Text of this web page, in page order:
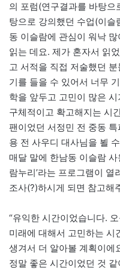
의 포럼(연구결과를 바탕
탕으로 강의했던 수업(이
동 이슬람에 관심이 워낙
읽는 데요. 제가 혼자서 읽
고 서적을 직접 저술했던
기를 들을 수 있어서 너무
학을 앞두고 고민이 많은
구체적이고 확고해지는 시
팬이었던 서정민 전 중동
용 전 사우디 대사님을 뵐
매달 말에 한남동 이슬람
람누리’라는 프로그램이
조사(?)하시게 되면 참고해
“유익한 시간이었습니다.
미래에 대해서 고민하는 시
생겨서 더 알아볼 계획이에
정말 좋은 시간이었던 것 같